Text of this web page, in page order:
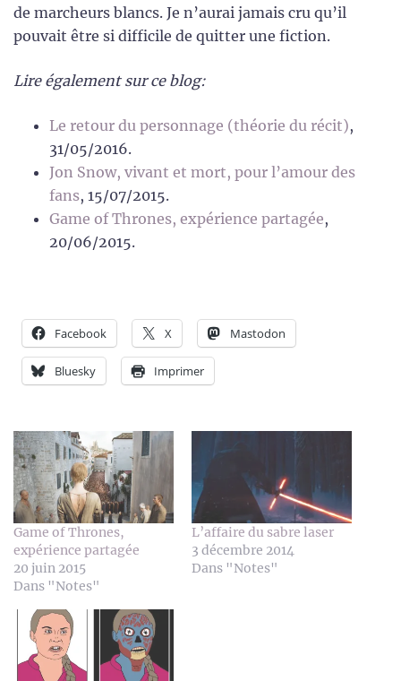
de marcheurs blancs. Je n’aurai jamais cru qu’il
pouvait être si difficile de quitter une fiction.
Lire également sur ce blog:
Le retour du personnage (théorie du récit),
31/05/2016.
Jon Snow, vivant et mort, pour l’amour des
fans, 15/07/2015.
Game of Thrones, expérience partagée,
20/06/2015.
Facebook X Mastodon
Bluesky Imprimer
Game of Thrones,
expérience partagée
20 juin 2015
Dans "Notes"
L’affaire du sabre laser
3 décembre 2014
Dans "Notes"